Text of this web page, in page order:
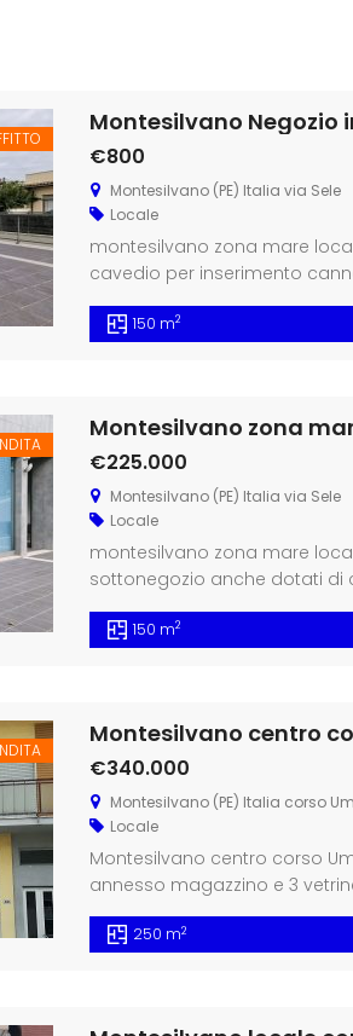
Montesilvano Negozio
€800
Montesilvano (PE) Italia via Sele
Locale
montesilvano zona mare
cavedio per inserimento
con bagno cl. B ipe 41 ka
150 m2
Montesilvano zona
€225.000
Montesilvano (PE) Italia via Sele
Locale
montesilvano zona mare
sottonegozio anche dotati di
150 m2
Montesilvano centro
€340.000
Montesilvano (PE) Italia corso
Locale
Montesilvano centro corso
annesso magazzino e 3
trattabili pronta consegna
250 m2